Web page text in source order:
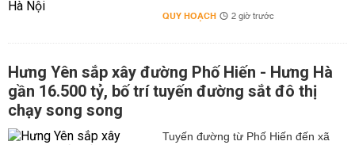
QUY HOẠCH 2 giờ trước
Hưng Yên sắp xây đường Phố Hiến - Hưng Hà
gần 16.500 tỷ, bố trí tuyến đường sắt đô thị
chạy song song
Tuyến đường từ Phố Hiến đến xã